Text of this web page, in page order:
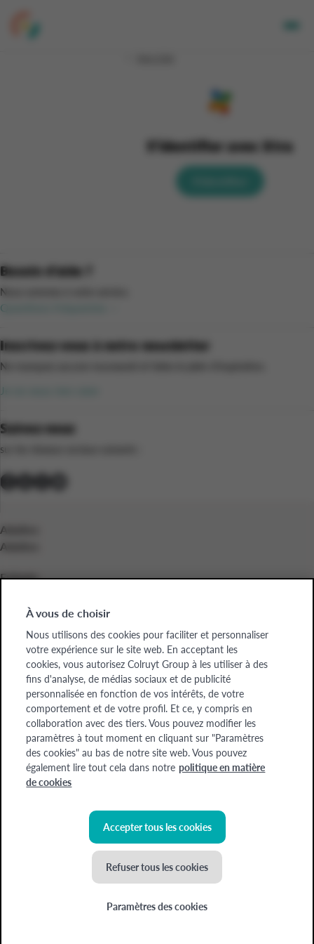
S'identifier avec Xtra
Besoin d'aide ?
Nous sommes à votre service.
Questions fréquentes
Inscrivez-vous à notre newsletter
Ne manquez aucune nouveauté et faites le plein d’inspiration.
Je ne veux rien rater
Suivez-nous
sur les réseaux sociaux suivants :
Adultes
Adultes
Enfants
Entreprises
A propos de nous
A propos de nous
Chèque-cadeauDevenez formateur Offres d'emploi
Colruyt Group Academy (Division Colruyt Group SA), 1500 HAL, Edingensesteenweg
249, N° d'entreprise : 0400.378.485, BE-0400.378.485.
©2026Colruyt Group
Déclaration de confidentialité Xtra
Conditions générales
À vous de choisir
Nous utilisons des cookies pour faciliter et personnaliser
votre expérience sur le site web. En acceptant les
cookies, vous autorisez Colruyt Group à les utiliser à des
fins d'analyse, de médias sociaux et de publicité
personnalisée en fonction de vos intérêts, de votre
comportement et de votre profil. Et ce, y compris en
collaboration avec des tiers. Vous pouvez modifier les
paramètres à tout moment en cliquant sur "Paramètres
des cookies" au bas de notre site web. Vous pouvez
également lire tout cela dans notre politique en matière
de cookies
Accepter tous les cookies
Refuser tous les cookies
Paramètres des cookies